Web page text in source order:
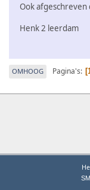
Ook afgeschreven
Henk 2 leerdam
OMHOOG Pagina's